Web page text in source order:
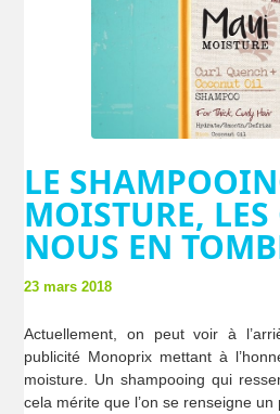
LE
MOISTURE,
NOUS EN
23 mars 2018
Actuellement, on peut voir à
publicité Monoprix mettant à
moisture. Un shampooing qui
cela mérite que l’on se renseigne un